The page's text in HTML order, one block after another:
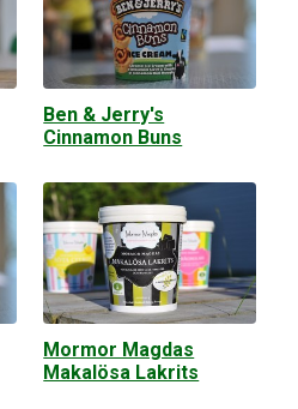
Ben & Jerry's
Cinnamon Buns
Mormor Magdas
Makalösa Lakrits